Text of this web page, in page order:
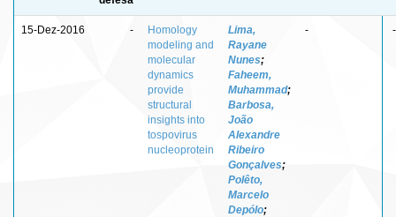
15-Dez-2016 -
Homology
modeling and
molecular
dynamics
provide
structural
insights into
tospovirus
nucleoprotein
Lima,
Rayane
Nunes;
Faheem,
Muhammad;
Barbosa,
João
Alexandre
Ribeiro
Gonçalves;
Polêto,
Marcelo
Depólo;
- -